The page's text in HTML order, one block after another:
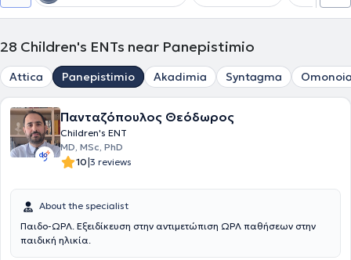
28 Children's ENTs near Panepistimio
Attica Panepistimio Akadimia Syntagma
Πανταζόπουλος Θεόδωρος
Children's ENT
MD, MSc, PhD
10|3 reviews
About the specialist
Παιδο-ΩΡΛ. Εξειδίκευση στην αντιμετώπιση ΩΡΛ παθήσεων στην
παιδική ηλικία.